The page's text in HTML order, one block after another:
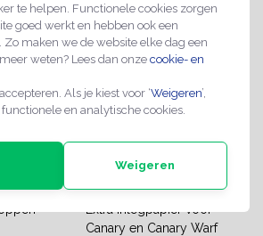
te helpen. Functionele cookies zorgen
goed werkt en hebben ook een
maken we de website elke dag een
weten? Lees dan onze cookie- en
Als je kiest voor ‘Weigeren’,
en analytische cookies.
Weigeren
Extra Inlegpapier voor
Canary en Canary Warf